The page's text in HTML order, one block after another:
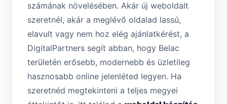
számának növelésében. Akár új weboldalt
szeretnél, akár a meglévő oldalad lassú,
elavult vagy nem hoz elég ajánlatkérést, a
DigitalPartners segít abban, hogy Belac
területén erősebb, modernebb és üzletileg
hasznosabb online jelenléted legyen. Ha
szeretnéd megtekinteni a teljes megyei